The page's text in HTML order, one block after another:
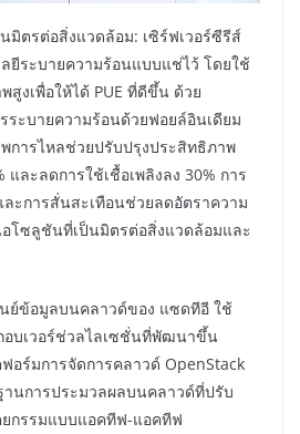
มิตรต่อสิ่งแวดล้อม: เซิร์ฟเวอร์ซีรีส์
ลยีระบายความร้อนแบบแช่ไว้ โดยใช้
สูงเพื่อให้ได้ PUE ที่ดีขึ้น ด้วย
ระบายความร้อนด้วยฟอยล์อินเดียม
การไหลช่วยปรับปรุงประสิทธิภาพ
และลดการใช้เชื้อเพลิงลง 30% การ
ะการสั่นสะเทือนช่วยลดอัตราความ
อโซลูชันที่เป็นมิตรต่อสิ่งแวดล้อมและ
ย์ข้อมูลบนคลาวด์ของ แซดทีอี ใช้
บเวอร์ช่วลไลเซชั่นที่พัฒนาขึ้น
อร์มการจัดการคลาวด์ OpenStack
านการประมวลผลบนคลาวด์ที่ปรับ
กรรมแบบแอคทีฟ-แอคทีฟ